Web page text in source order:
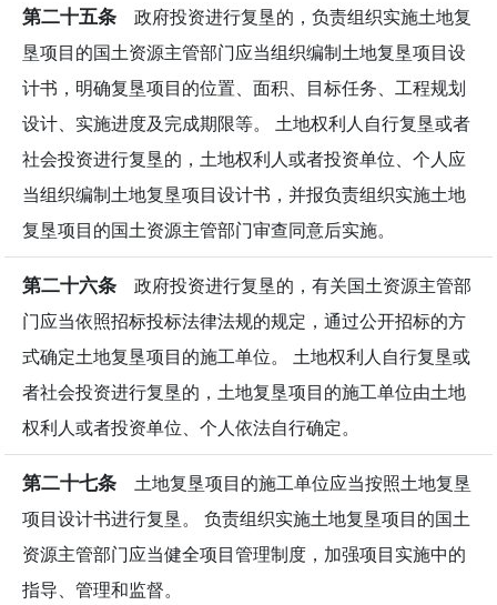
第二十五条 政府投资进行复垦的，负责组织实施土地复
垦项目的国土资源主管部门应当组织编制土地复垦项目设
计书，明确复垦项目的位置、面积、目标任务、工程规划
设计、实施进度及完成期限等。 土地权利人自行复垦或者
社会投资进行复垦的，土地权利人或者投资单位、个人应
当组织编制土地复垦项目设计书，并报负责组织实施土地
复垦项目的国土资源主管部门审查同意后实施。
第二十六条 政府投资进行复垦的，有关国土资源主管部
门应当依照招标投标法律法规的规定，通过公开招标的方
式确定土地复垦项目的施工单位。 土地权利人自行复垦或
者社会投资进行复垦的，土地复垦项目的施工单位由土地
权利人或者投资单位、个人依法自行确定。
第二十七条 土地复垦项目的施工单位应当按照土地复垦
项目设计书进行复垦。 负责组织实施土地复垦项目的国土
资源主管部门应当健全项目管理制度，加强项目实施中的
指导、管理和监督。